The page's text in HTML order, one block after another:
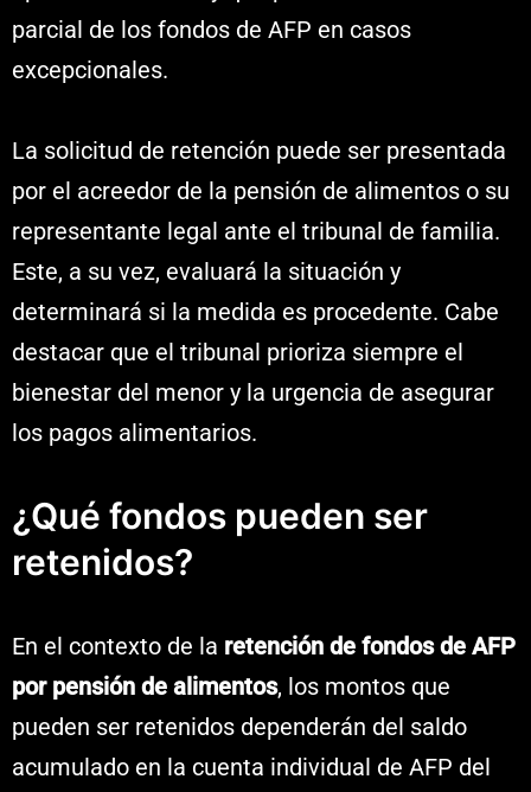
parcial de los fondos de AFP en casos
excepcionales.
La solicitud de retención puede ser presentada
por el acreedor de la pensión de alimentos o su
representante legal ante el tribunal de familia.
Este, a su vez, evaluará la situación y
determinará si la medida es procedente. Cabe
destacar que el tribunal prioriza siempre el
bienestar del menor y la urgencia de asegurar
los pagos alimentarios.
¿Qué fondos pueden ser
retenidos?
En el contexto de la retención de fondos de AFP
por pensión de alimentos, los montos que
pueden ser retenidos dependerán del saldo
acumulado en la cuenta individual de AFP del